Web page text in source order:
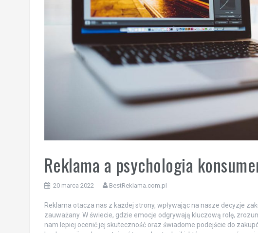
Reklama a psychologia
20 marca 2022 BestReklama.com.pl
Reklama otacza nas z każdej strony, wpływając na nasze decyzje
zauważany. W świecie, gdzie emocje odgrywają kluczową rolę,
nam lepiej ocenić jej skuteczność oraz świadome podejście do